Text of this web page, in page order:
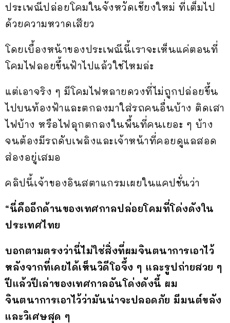
ประเพณีปล่อยโคมในจังหวัดเชียงใหม่ ที่เต็มไป
ด้วยความหวาดเสียว
โดยเบื้องหน้าของประเพณีนี้เราจะเห็นแค่ตอนที่
โคมไฟลอยขึ้นฟ้าไปแล้วใช่ไหมล่ะ
แต่เอาจริง ๆ มีโคมไฟหลายดวงที่ไม่ถูกปล่อยขึ้น
ไปบนท้องฟ้าและตกลงมาใส่รถคนอื่นบ้าง ติดเสา
ไฟบ้าง หรือไฟลุกตกลงในพื้นที่คนเยอะ ๆ บ้าง
จนต้องมีรถดับเพลิงและเจ้าหน้าที่คอยดูแลสอด
ส่องอยู่เสมอ
คลิปนี้เจ้าของอินสตาแกรมเผยในแคปชั่นว่า
“นี่คืออีกด้านของเทศกาลปล่อยโคมที่โด่งดังใน
ประเทศไทย
บอกตามตรงว่านี่ไม่ใช่สิ่งที่ผมจินตนาการเอาไว้
หลังจากที่เคยได้เห็นวิดีโอจึ้ง ๆ และรูปถ่ายสวย ๆ
ปีแล้วปีเล่าของเทศกาลอันโด่งดังนี้ ผม
จินตนาการเอาไว้ว่ามันน่าจะปลอดภัย มีมนต์ขลัง
และวิเศษสุด ๆ